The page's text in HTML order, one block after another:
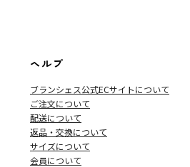
ヘルプ
ブランシェス公式ECサイトについて
ご注文について
配送について
返品・交換について
サイズについて
会員について